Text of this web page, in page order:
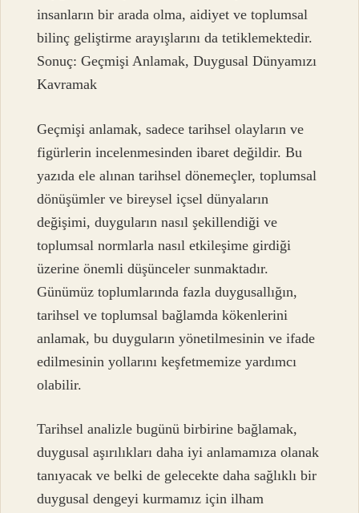
insanların bir arada olma, aidiyet ve toplumsal
bilinç geliştirme arayışlarını da tetiklemektedir.
Sonuç: Geçmişi Anlamak, Duygusal Dünyamızı
Kavramak
Geçmişi anlamak, sadece tarihsel olayların ve
figürlerin incelenmesinden ibaret değildir. Bu
yazıda ele alınan tarihsel dönemeçler, toplumsal
dönüşümler ve bireysel içsel dünyaların
değişimi, duyguların nasıl şekillendiği ve
toplumsal normlarla nasıl etkileşime girdiği
üzerine önemli düşünceler sunmaktadır.
Günümüz toplumlarında fazla duygusallığın,
tarihsel ve toplumsal bağlamda kökenlerini
anlamak, bu duyguların yönetilmesinin ve ifade
edilmesinin yollarını keşfetmemize yardımcı
olabilir.
Tarihsel analizle bugünü birbirine bağlamak,
duygusal aşırılıkları daha iyi anlamamıza olanak
tanıyacak ve belki de gelecekte daha sağlıklı bir
duygusal dengeyi kurmamız için ilham